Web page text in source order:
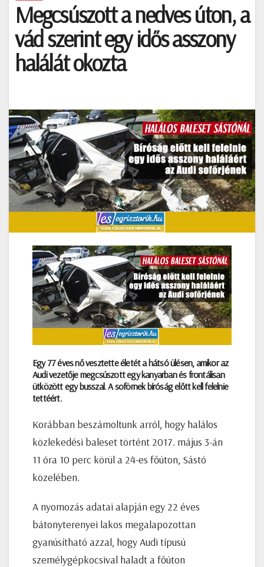
Megcsúszott a nedves úton, a
vád szerint egy idős asszony
halálát okozta
Egy 77 éves nő vesztette életét a hátsó ülésen, amikor az
Audi vezetője megcsúszott egy kanyarban és frontálisan
ütközött egy busszal. A soförnek bíróság előtt kell felelnie
tettéért.
Korábban beszámoltunk arról, hogy halálos
közlekedési baleset történt 2017. május 3-án
11 óra 10 perc körül a 24-es főúton, Sástó
közelében.
A nyomozás adatai alapján egy 22 éves
bátonyterenyei lakos megalapozottan
gyanúsítható azzal, hogy Audi típusú
személygépkocsival haladt a főúton